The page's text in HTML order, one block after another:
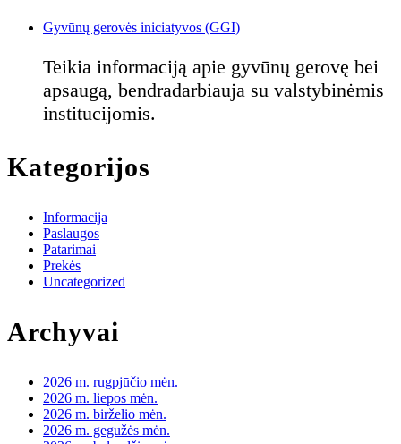
Gyvūnų gerovės iniciatyvos (GGI)
Teikia informaciją apie gyvūnų gerovę bei
apsaugą, bendradarbiauja su valstybinėmis
institucijomis.
Kategorijos
Informacija
Paslaugos
Patarimai
Prekės
Uncategorized
Archyvai
2026 m. rugpjūčio mėn.
2026 m. liepos mėn.
2026 m. birželio mėn.
2026 m. gegužės mėn.